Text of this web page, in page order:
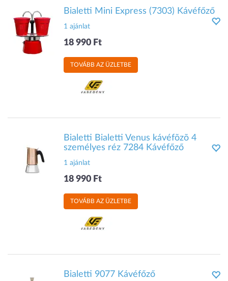
Bialetti Mini Express (7303) Kávéfőző
1 ajánlat
18 990 Ft
TOVÁBB AZ ÜZLETBE
Bialetti Bialetti Venus kávéfõzõ 4
személyes réz 7284 Kávéfőző
1 ajánlat
18 990 Ft
TOVÁBB AZ ÜZLETBE
Bialetti 9077 Kávéfőző